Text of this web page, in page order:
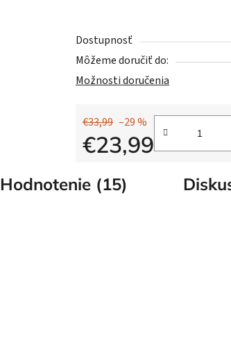
Dostupnosť
Môžeme doručiť do:
Možnosti doručenia
€33,99 –29 %
€23,99
Hodnotenie (15)